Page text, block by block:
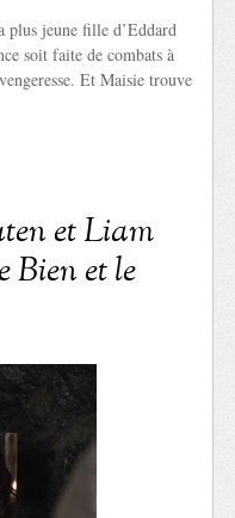
plus jeune fille d’Eddard
soit faite de combats à
Et Maisie trouve
et Liam
Bien et le